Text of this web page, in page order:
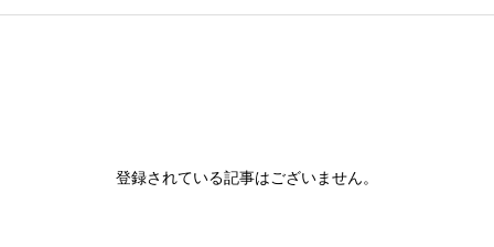
登録されている記事はございません。